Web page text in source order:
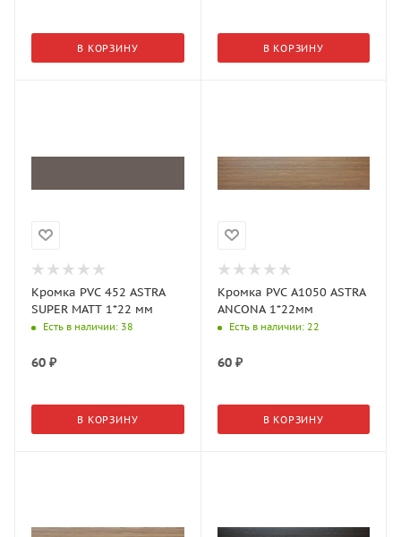
В КОРЗИНУ В КОРЗИНУ
Кромка PVC 452 ASTRA
SUPER MATT 1*22 мм
Есть в наличии: 38
60 ₽
В КОРЗИНУ
Кромка PVC A1050 ASTRA
ANCONA 1*22мм
Есть в наличии: 22
60₽
В КОРЗИНУ